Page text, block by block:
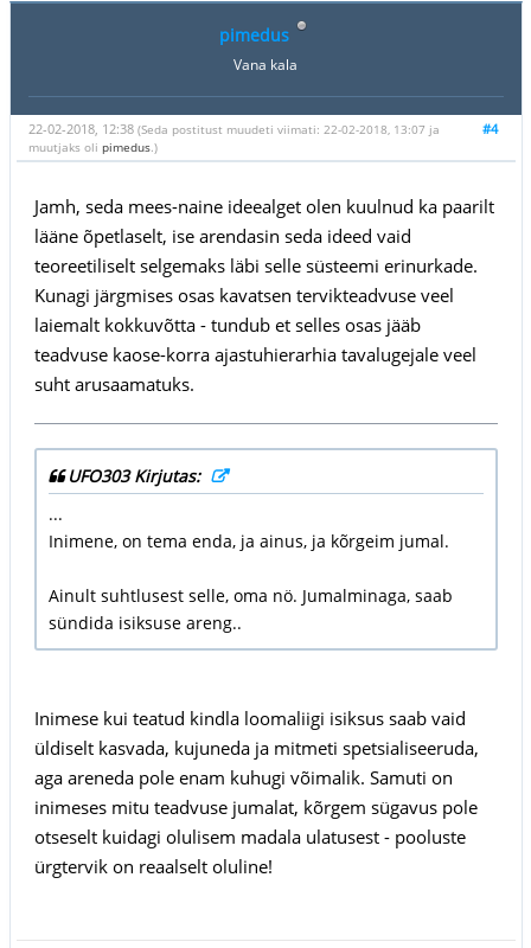
pimedus
Vana kala
#4
22-02-2018, 12:38 (Seda postitust muudeti viimati: 22-02-2018, 13:07 ja
muutjaks oli pimedus.)
Jamh, seda mees-naine ideealget olen kuulnud ka paarilt
lääne õpetlaselt, ise arendasin seda ideed vaid
teoreetiliselt selgemaks läbi selle süsteemi erinurkade.
Kunagi järgmises osas kavatsen tervikteadvuse veel
laiemalt kokkuvõtta - tundub et selles osas jääb
teadvuse kaose-korra ajastuhierarhia tavalugejale veel
suht arusaamatuks.
UFO303 Kirjutas:
...
Inimene, on tema enda, ja ainus, ja kõrgeim jumal.
Ainult suhtlusest selle, oma nö. Jumalminaga, saab
sündida isiksuse areng..
Inimese kui teatud kindla loomaliigi isiksus saab vaid
üldiselt kasvada, kujuneda ja mitmeti spetsialiseeruda,
aga areneda pole enam kuhugi võimalik. Samuti on
inimeses mitu teadvuse jumalat, kõrgem sügavus pole
otseselt kuidagi olulisem madala ulatusest - pooluste
ürgtervik on reaalselt oluline!